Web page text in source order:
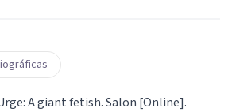
A giant fetish. Salon [Online].